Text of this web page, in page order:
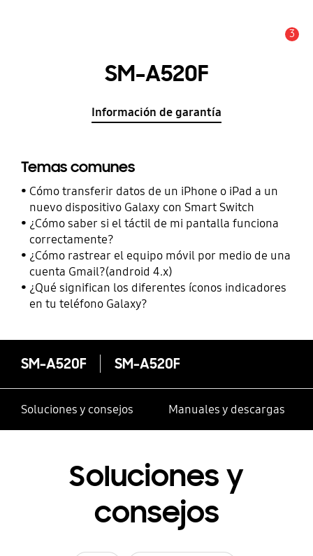
3
SM-A520F
Información de garantía
Temas comunes
Cómo transferir datos de un iPhone o iPad a un
nuevo dispositivo Galaxy con Smart Switch
¿Cómo saber si el táctil de mi pantalla funciona
correctamente?
¿Cómo rastrear el equipo móvil por medio de una
cuenta Gmail?(android 4.x)
¿Qué significan los diferentes íconos indicadores
en tu teléfono Galaxy?
SM-A520F SM-A520F
Soluciones y consejos Manuales y descargas
Soluciones y
consejos